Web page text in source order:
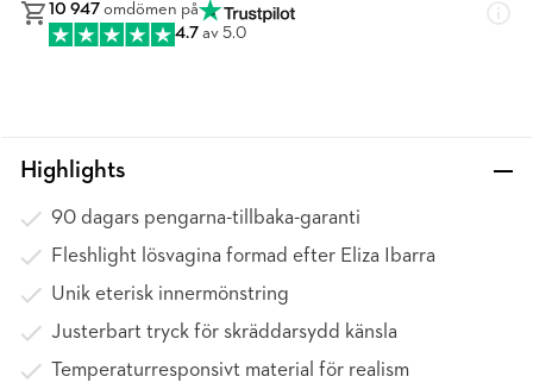
10 947 omdömen på
4.7 av 5.0
Highlights
90 dagars pengarna-tillbaka-garanti
Fleshlight lösvagina formad efter Eliza Ibarra
Unik eterisk innermönstring
Justerbart tryck för skräddarsydd känsla
Temperaturresponsivt material för realism